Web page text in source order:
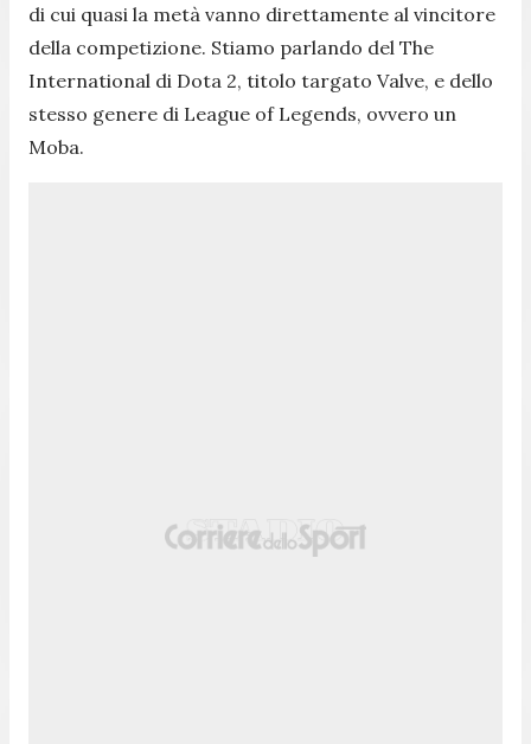
di cui quasi la metà vanno direttamente al vincitore
della competizione. Stiamo parlando del The
International di Dota 2, titolo targato Valve, e dello
stesso genere di League of Legends, ovvero un
Moba.